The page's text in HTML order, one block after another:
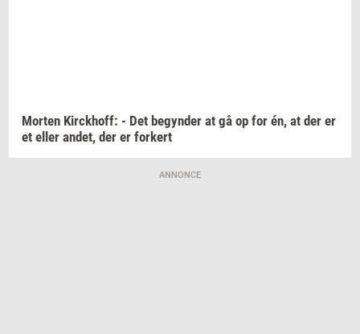
Mor­ten Kirck­hoff: - Det be­gyn­der at gå op for én, at der er
et eller andet, der er for­kert
ANNONCE